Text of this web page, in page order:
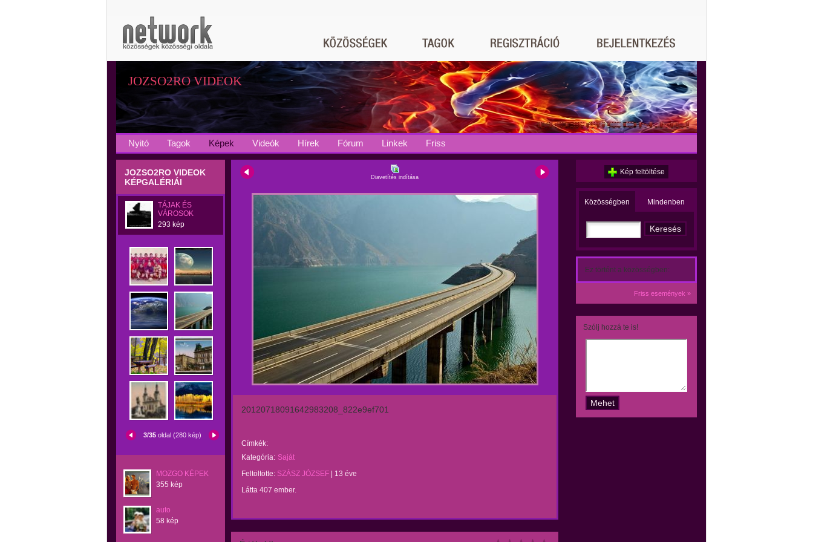
JOZSO2RO VIDEOK
Nyitó Tagok Képek Videók Hírek Fórum Linkek Friss
JOZSO2RO VIDEOK
KÉPGALÉRIÁI
TÁJAK ÉS
VÁROSOK
293 kép
3/35 oldal (280 kép)
MOZGO KÉPEK
355 kép
auto
58 kép
Diavetítés indítása
20120718091642983208_822e9ef701
Címkék:
Kategória: Saját
Feltöltötte: SZÁSZ JÓZSEF
13 éve
Látta 407 ember.
Kép feltöltése
Közösségben Mindenben
Ez történt a közösségben:
Friss események »
Szólj hozzá te is!